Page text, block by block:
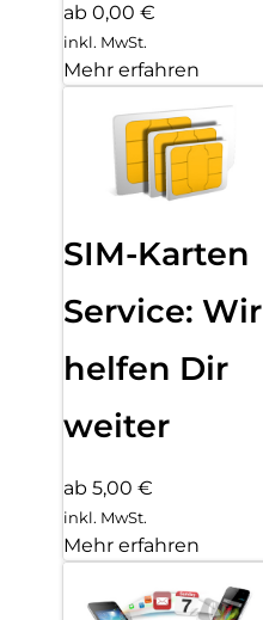
ab 0,00 €
inkl. MwSt.
Mehr erfahren
SIM-Karten
Service: Wir
helfen Dir
weiter
ab 5,00 €
inkl. MwSt.
Mehr erfahren